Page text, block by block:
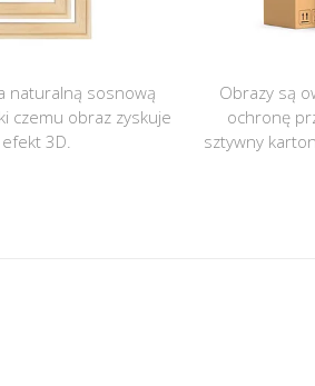
naturalną sosnową
czemu obraz zyskuje
3D.
Obrazy są
ochronę
sztywny